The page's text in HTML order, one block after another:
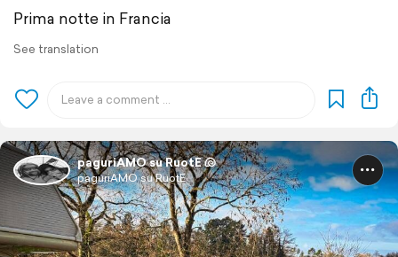
Prima notte in Francia
See translation
paguriAMO su RuotE 🐚
paguriAMO su RuotE